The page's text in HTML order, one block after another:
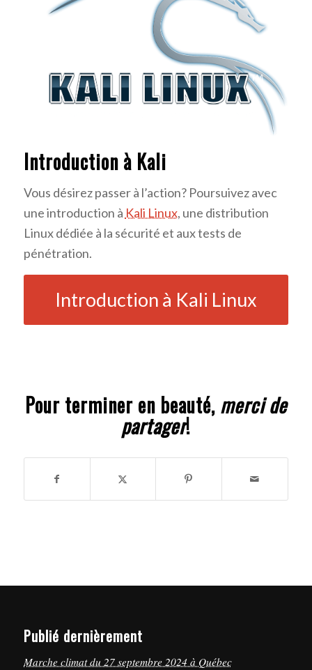
Introduction à Kali
Vous désirez passer à l’action? Poursuivez avec
une introduction à Kali Linux, une distribution
Linux dédiée à la sécurité et aux tests de
pénétration.
Introduction à Kali Linux
Pour terminer en beauté,merci de
partager!
Publié dernièrement
Marche climat du 27 septembre 2024 à Québec